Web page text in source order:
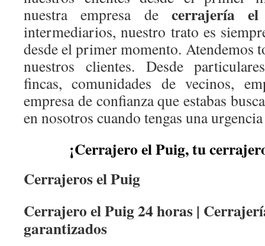
nuestra empresa de cerrajería
intermediarios, nuestro trato es
desde el primer momento. Atendemos
nuestros clientes. Desde
fincas, comunidades de vecinos,
empresa de confianza que estabas
en nosotros cuando tengas una
¡Cerrajero el Puig, tu
Cerrajeros el Puig
Cerrajero el Puig 24 horas |
garantizados